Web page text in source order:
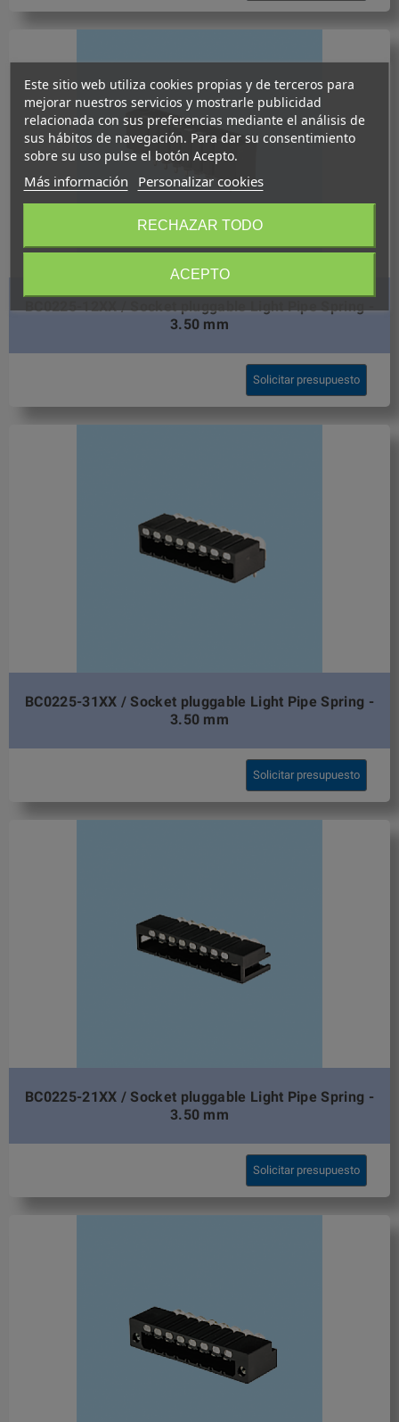
3.50 mm
Solicitar presupuesto
BC0225-31XX / Socket pluggable Light Pipe Spring -
3.50 mm
Solicitar presupuesto
BC0225-21XX / Socket pluggable Light Pipe Spring -
3.50 mm
Solicitar presupuesto
Este sitio web utiliza cookies propias y de terceros para
mejorar nuestros servicios y mostrarle publicidad
relacionada con sus preferencias mediante el análisis de
sus hábitos de navegación. Para dar su consentimiento
sobre su uso pulse el botón Acepto.
Más información Personalizar cookies
RECHAZAR TODO
ACEPTO